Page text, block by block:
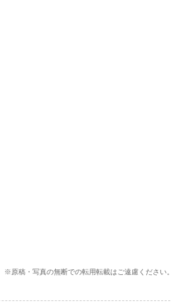
※原稿・写真の無断での転用転載はご遠慮ください。